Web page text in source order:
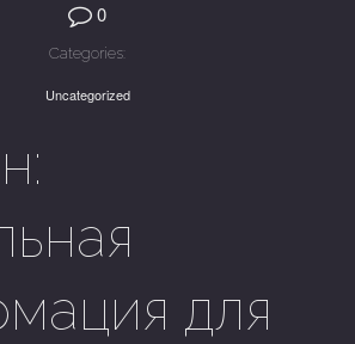
0
Categories:
Uncategorized
для